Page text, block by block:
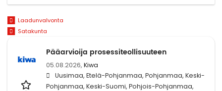
Laadunvalvonta
Satakunta
Pääarvioija prosessiteollisuuteen
05.08.2026, Kiwa
Uusimaa, Etelä-Pohjanmaa, Pohjanmaa, Keski-
Pohjanmaa, Keski-Suomi, Pohjois-Pohjanmaa,